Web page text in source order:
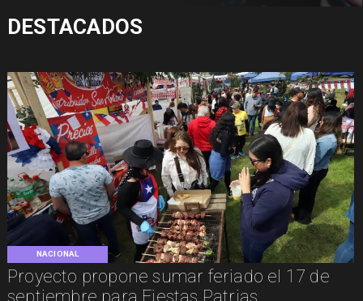
NACIONAL
Proyecto propone sumar feriado el 17 de
septiembre para Fiestas Patrias
DESTACADOS